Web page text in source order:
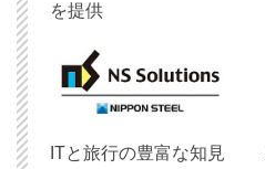
を提供
ITと旅行の豊富な知見